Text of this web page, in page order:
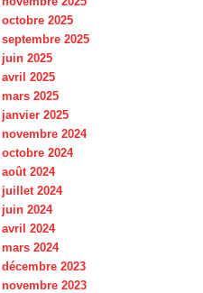
octobre 2025
septembre 2025
juin 2025
avril 2025
mars 2025
janvier 2025
novembre 2024
octobre 2024
août 2024
juillet 2024
juin 2024
avril 2024
mars 2024
décembre 2023
novembre 2023